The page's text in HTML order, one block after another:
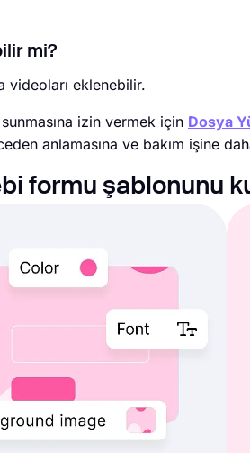
mi?
videoları eklenebilir.
izin vermek için Dosya
anlamasına ve bakım işine
formu şablonunu